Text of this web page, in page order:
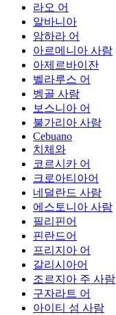
라오 어
알바니아
암하라 어
아르메니아 사람
아제르바이잔
벨라루스 어
벵골 사람
보스니아 어
불가리아 사람
Cebuano
치체와
코르시카 어
크로아티아어
네덜란드 사람
에스토니아 사람
필리핀어
핀란드어
프리지아 어
갈리시아어
조르지아 주 사람
구자라트 어
아이티 섬 사람